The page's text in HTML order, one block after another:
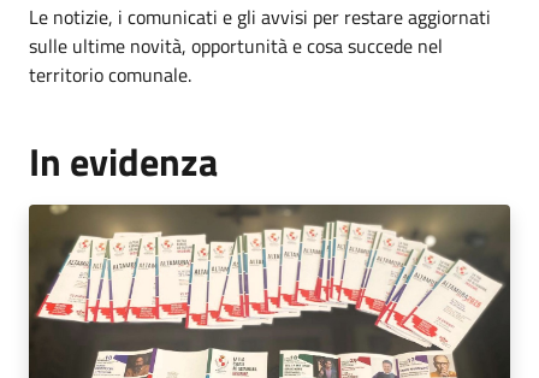
Le notizie, i comunicati e gli avvisi per restare aggiornati
sulle ultime novità, opportunità e cosa succede nel
territorio comunale.
In evidenza